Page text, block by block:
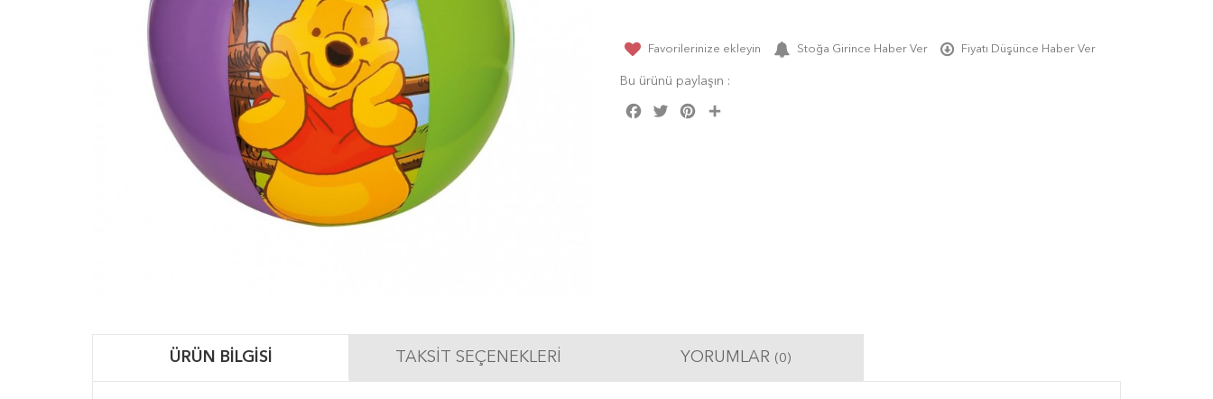
Favorilerinize ekleyin Stoğa Girince Haber Ver Fiyatı Düşünce Haber Ver
Bu ürünü paylaşın :
Facebook
Twitter Pinterest
ÜRÜN BILGISI TAKSIT SEÇENEKLERI YORUMLAR (0)